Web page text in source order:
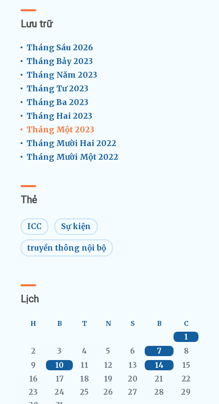
Lưu trữ
Tháng Sáu 2026
Tháng Bảy 2023
Tháng Năm 2023
Tháng Tư 2023
Tháng Ba 2023
Tháng Hai 2023
Tháng Một 2023
Tháng Mười Hai 2022
Tháng Mười Một 2022
Thẻ
ICC Sự kiện
truyền thông nội bộ
Lịch
H B T N S B C
1
2
3 4 5 6 7
8
9
10 11 12 13 14
15
16
17 18 19 20 21
22
23
24 25 26 27 28
29